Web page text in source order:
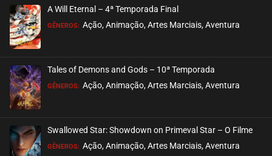
EPISÓDIO 08
novembro 11, 2020
EPISÓDIO 07
novembro 11, 2020
EPISÓDIO 06
novembro 11, 2020
A Will Eternal – 4ª Temporada Final
GÊNEROS: Ação, Animação, Artes Marciais, Aventura
Tales of Demons and Gods – 10ª Temporada
GÊNEROS: Ação, Animação, Artes Marciais, Aventura
Swallowed Star: Showdown on Primeval Star – O Filme
GÊNEROS: Ação, Animação, Artes Marciais, Aventura